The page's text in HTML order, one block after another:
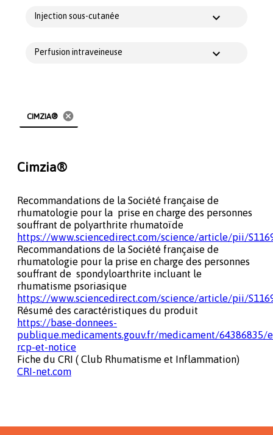
Injection sous-cutanée
Perfusion intraveineuse
CIMZIA® cancel
Cimzia®
Recommandations de la Société française de
rhumatologie pour la prise en charge des personnes
souffrant de polyarthrite rhumatoïde
https://www.sciencedirect.com/science/article/pii/
Recommandations de la Société française de
rhumatologie pour la prise en charge des personnes
souffrant de spondyloarthrite incluant le
rhumatisme psoriasique
https://www.sciencedirect.com/science/article/pii/
Résumé des caractéristiques du produit
https://base-donnees-
publique.medicaments.gouv.fr/medicament/
rcp-et-notice
Fiche du CRI ( Club Rhumatisme et Inflammation)
CRI-net.com